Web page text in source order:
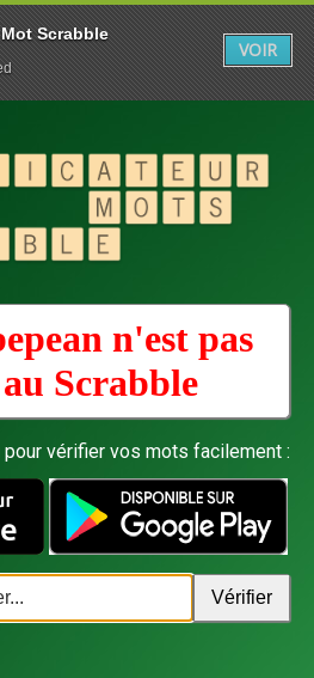
n'est pas
Scrabble
vérifier vos mots facilement :
Scrabble
VOIR